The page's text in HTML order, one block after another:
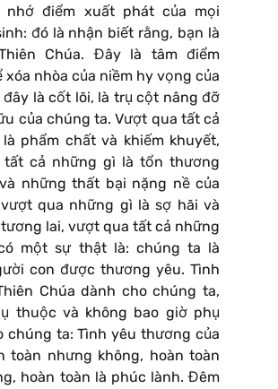
nhớ điểm xuất phát của mọi
đó là nhận biết rằng, bạn là
Chúa. Đây là tâm điểm
xóa nhòa của niềm hy vọng của
là cốt lõi, là trụ cột nâng đỡ
của chúng ta. Vượt qua tất cả
phẩm chất và khiếm khuyết,
tất cả những gì là tổn thương
những thất bại nặng nề của
qua những gì là sợ hãi và
lai, vượt qua tất cả những
một sự thật là: chúng ta là
con được thương yêu. Tình
Chúa dành cho chúng ta,
thuộc và không bao giờ phụ
chúng ta: Tình yêu thương của
toàn nhưng không, hoàn toàn
hoàn toàn là phúc lành. Đêm